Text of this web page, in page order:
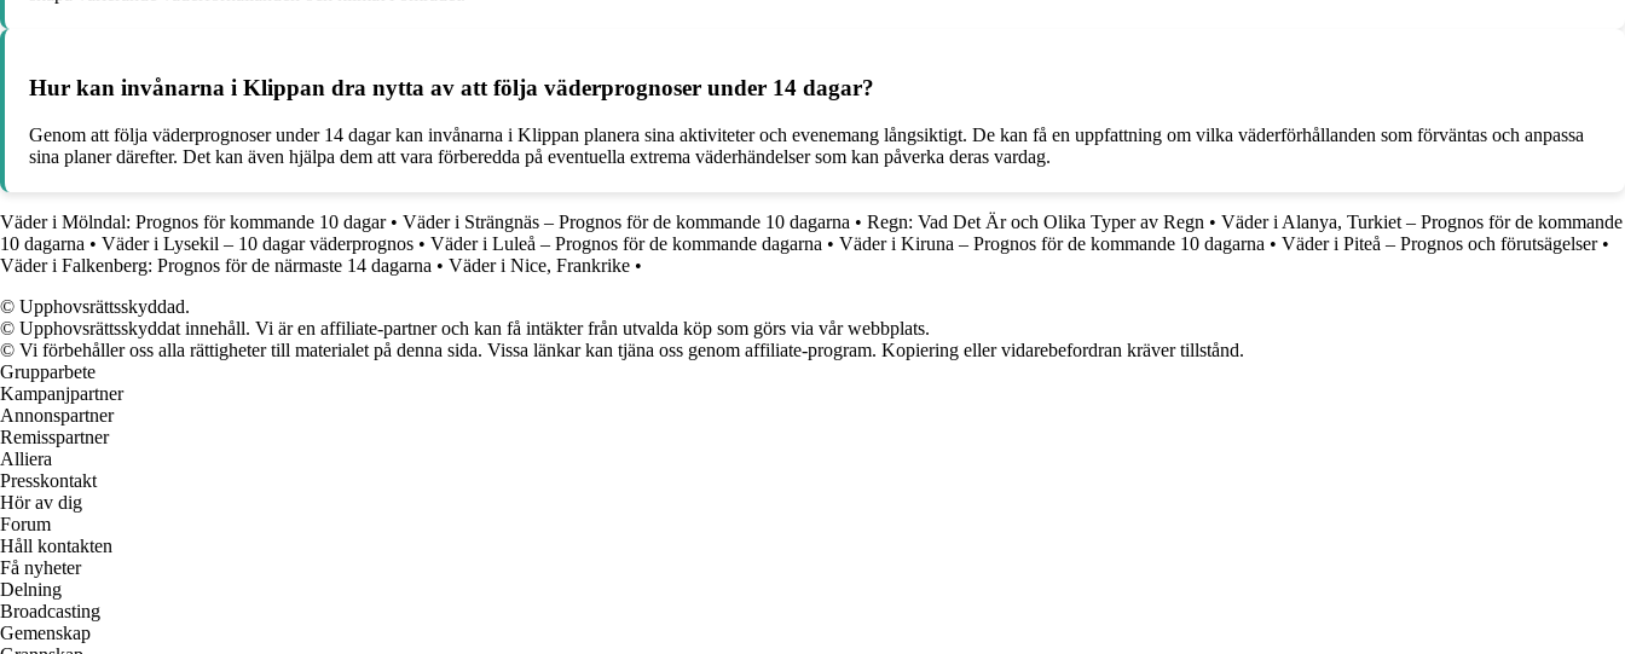
Hur kan invånarna i Klippan dra nytta av att följa väderprognoser under 14 dagar?
Genom att följa väderprognoser under 14 dagar kan invånarna i Klippan planera sina aktiviteter och evenemang långsiktigt. De kan få en uppfattning om vilka väderförhållanden som förväntas och anpassa
sina planer därefter. Det kan även hjälpa dem att vara förberedda på eventuella extrema väderhändelser som kan påverka deras vardag.
Väder i Mölndal: Prognos för kommande 10 dagar• Väder i Strängnäs – Prognos för de kommande 10 dagarna • Regn: Vad Det Är och Olika Typer av Regn • Väder i Alanya, Turkiet – Prognos för de kommande
10 dagarna • Väder i Lysekil – 10 dagar väderprognos • Väder i Luleå – Prognos för de kommande dagarna • Väder i Kiruna – Prognos för de kommande 10 dagarna • Väder i Piteå – Prognos och förutsägelser•
Väder i Falkenberg: Prognos för de närmaste 14 dagarna • Väder i Nice, Frankrike •
© Upphovsrättsskyddad.
© Upphovsrättsskyddat innehåll. Vi är en affiliate-partner och kan få intäkter från utvalda köp som görs via vår webbplats.
© Vi förbehåller oss alla rättigheter till materialet på denna sida. Vissa länkar kan tjäna oss genom affiliate-program. Kopiering eller vidarebefordran kräver tillstånd.
Grupparbete
Kampanjpartner
Annonspartner
Remisspartner
Alliera
Presskontakt
Hör av dig
Forum
Håll kontakten
Få nyheter
Delning
Broadcasting
Gemenskap